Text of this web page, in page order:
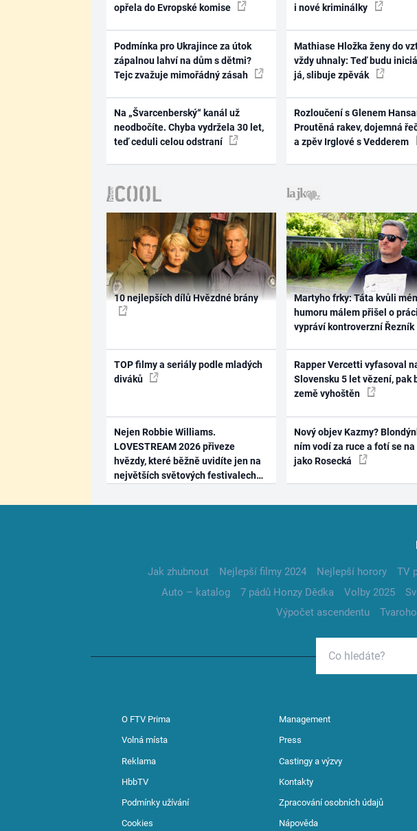
opřela do Evropské komise
Podmínka pro Ukrajince za útok
zápalnou lahví na dům s dětmi?
Tejc zvažuje mimořádný zásah
Na „Švarcenberský“ kanál už
neodbočíte. Chyba vydržela 30 let,
teď ceduli celou odstraní
i nové kriminálky
Mathiase Hložka ženy do
vždy uhnaly: Teď budu
já, slibuje zpěvák
Rozloučení s Glenem
Proutěná rakev, dojemná
a zpěv Irglové s Vedderem
10 nejlepších dílů Hvězdné brány
TOP filmy a seriály podle mladých
diváků
Nejen Robbie Williams.
LOVESTREAM 2026 přiveze
hvězdy, které běžně uvidíte jen na
největších světových festivalech
Martyho frky: Táta kvůli
humoru málem přišel o
vypráví kontroverzní Řezník
Rapper Vercetti vyfasoval
Slovensku 5 let vězení, pak
země vyhoštěn
Nový objev Kazmy?
ním vodí za ruce a fotí se
jako Rosecká
Jak zhubnout Nejlepší filmy 2024 Nejlepší horory TV
Auto – katalog
7 pádů Honzy Dědka Volby 2025
Výpočet ascendentu
O FTV Prima Management
Volná místa Press
Reklama Castingy a výzvy
HbbTV Kontakty
Podmínky užívání Zpracování osobních údajů
Cookies Nápověda